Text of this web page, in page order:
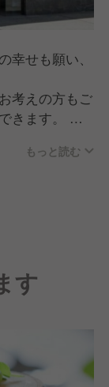
幸せも願い、
考えの方もご
きます。
境の改善にも
もっと読む
す